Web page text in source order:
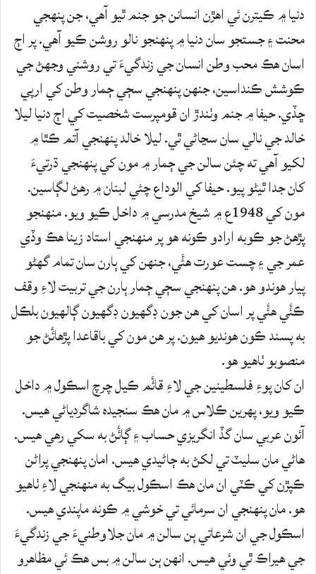
دنيا ۾ ڪيترن ئي اھڙن انسانن جو جنم ٿيو آھي، جن پنھجي
محنت ۽ جستجو سان دنيا ۾ پنھنجو نالو روشن ڪيو آھي. پر اڄ
اسان ھڪ محب وطن انسان جي زندگيءَ تي روشني وجھڻ جي
ڪوشش ڪنداسين، جنھن پنھنجي سڄي ڄمار وطن کي ارپي
ڇڏي. حيفا ۾ جنم وٺندڙ ان قومپرست شخصيت کي اڄ دنيا ليلا
خالد جي نالي سان سڃاڻي ٿي. ليلا خالد پنھنجي آتم ڪٿا ۾
لکيو آھي ته چئن سالن جي ڄمار ۾ مون کي پنھنجي ڌرتيءَ
کان جدا ٿيڻو پيو. حيفا کي الوداع چئي لبنان ۾ رھڻ لڳاسين.
مون کي 1948ع ۾ شيخ مدرسي ۾ داخل ڪيو ويو. منھنجو
پڙھڻ جو ڪوبه ارادو ڪونه ھو پر منھنجي استاد زينا ھڪ وڏي
عمر جي ۽ چست عورت ھئٔي، جنھن کي ٻارن سان تمام گھڻو
پيار ھوندو ھو. ھن پنھنجي سڄي ڄمار ٻارن جي تربيت لاءِ وقف
ڪئٔي ھئٔي پر اسان کي هن جون ڊگھيون ڊگھيون ڳالهيون بلڪل
به پسند ڪون ھونديو ھيون. پر هن مون کي باقاعدا پڙھائٔڻ جو
منصوبو ٺاھيو ھو.
ان کان پوءِ فلسطينين جي لاءِ قائٔم ڪيل چرچ اسڪول ۾ داخل
ڪيو ويو، پھرين ڪلاس ۾ مان ھڪ سنجيده شاگردياڻي ھيس.
آئون عربي سان گڏ انگريزي حساب ۽ ڳائٔڻ به سکي رھي ھيس.
ھاڻي مان سليٽ تي لکڻ به ڄاڻيدي ھيس. امان پنھنجي پراڻن
ڪپڙن کي ڪٽي ان مان ھڪ اسڪول بيگ به منهنجي لاءِ ٺاھيو
ھو. مان پنھنجي ان سرمائي تي خوشي ۾ ڪونه ماپندي ھيس.
اسڪول جي ان شرعاتي ٻن سالن ۾ مان جلاوطنيءَ جي زندگيءَ
جي ھيراڪ ٿي وئي ھيس. انھن ٻن سالن ۾ بس ھڪ ئي مظاھرو